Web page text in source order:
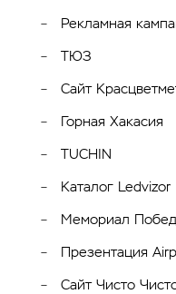
Рекламная
ТЮЗ
Сайт
Горная Хакасия
TUCHIN
Каталог Ledvizor
Мемориал
Презентация
Сайт Чисто